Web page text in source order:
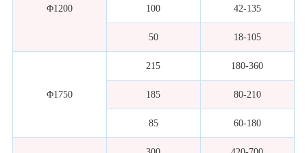
Φ1200 100 42-135
50 18-105
Φ1750
215 180-360
185 80-210
85 60-180